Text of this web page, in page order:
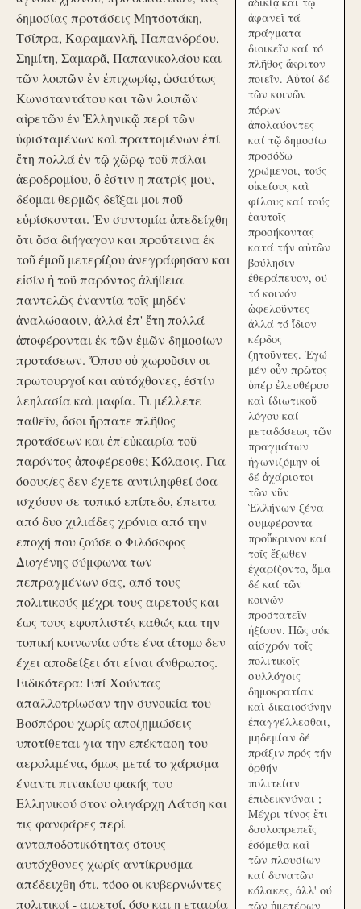
δημοσίας προτάσεις Μητσοτάκη,
Τσίπρα, Καραμανλῆ, Παπανδρέου,
Σημίτη, Σαμαρᾶ, Παπανικολάου και
τῶν λοιπῶν ἐν ἐπιχωρίῳ, ὡσαύτως
Κωνσταντάτου και τῶν λοιπῶν
αἱρετῶν ἐν Ἑλληνικῷ περί τῶν
ὑφισταμένων καὶ πραττομένων ἐπί
ἔτη πολλά ἐν τῷ χῶρῳ τοῦ πάλαι
ἀεροδρομίου, ὅ ἐστιν η πατρίς μου,
δέομαι θερμῶς δεῖξαι μοι ποῦ
εὑρίσκονται. Ἐν συντομία ἀπεδείχθη
ὅτι ὅσα διήγαγον και προὔτεινα ἐκ
τοῦ ἐμοῦ μετερίζου ἀνεγράφησαν και
εἰσίν ἡ τοῦ παρόντος ἀλήθεια
παντελῶς ἐναντία τοῖς μηδέν
ἀναλώσασιν, ἀλλά ἐπ' ἔτη πολλά
ἀποφέρονται ἐκ τῶν ἐμῶν δημοσίων
προτάσεων. Ὅπου οὐ χωροῦσιν οι
πρωτουργοί και αὐτόχθονες, ἐστίν
λεηλασία καὶ μαφία. Τι μέλλετε
παθεῖν, ὅσοι ἥρπατε πλῆθος
προτάσεων και ἐπ'εὐκαιρία τοῦ
παρόντος ἀποφέρεσθε; Κόλασις. Για
όσους/ες δεν έχετε αντιληφθεί όσα
ισχύουν σε τοπικό επίπεδο, έπειτα
από δυο χιλιάδες χρόνια από την
εποχή που ζούσε ο Φιλόσοφος
Διογένης σύμφωνα των
πεπραγμένων σας, από τους
πολιτικούς μέχρι τους αιρετούς και
έως τους εφοπλιστές καθώς και την
τοπική κοινωνία ούτε ένα άτομο δεν
έχει αποδείξει ότι είναι άνθρωπος.
Ειδικότερα: Επί Χούντας
απαλλοτρίωσαν την συνοικία του
Βοσπόρου χωρίς αποζημιώσεις
υποτίθεται για την επέκταση του
αερολιμένα, όμως μετά το χάρισμα
έναντι πινακίου φακής του
Ελληνικού στον ολιγάρχη Λάτση και
τις φανφάρες περί
ανταποδοτικότητας στους
αυτόχθονες χωρίς αντίκρυσμα
απέδειχθη ότι, τόσο οι κυβερνώντες -
πολιτικοί - αιρετοί, όσο και η εταιρία
ἀφανεῖ τά
πράγματα
διοικεῖν καί τό
πλῆθος ἄκριτον
ποιεῖν. Αὐτοί δέ
τῶν κοινῶν
πόρων
ἀπολαύοντες
καί τῷ δημοσίω
προσόδω
χρώμενοι, τούς
οἰκείους καὶ
φίλους καί τούς
ἑαυτοῖς
προσήκοντας
κατά τήν αὑτῶν
βούλησιν
ἐθεράπευον, ού
τό κοινόν
ὠφελοῦντες
ἀλλά τό ἴδιον
κέρδος
ζητοῦντες. Ἐγώ
μέν οὖν πρῶτος
ὑπέρ ἐλευθέρου
καὶ ίδιωτικοῦ
λόγου καί
μεταδόσεως τῶν
πραγμάτων
ἠγωνιζόμην οἱ
δέ ἀχάριστοι
τῶν νῦν
Ἑλλήνων ξένα
συμφέροντα
προὔκρινον καί
τοῖς ἔξωθεν
ἐχαρίζοντο, ἅμα
δέ καί τῶν
κοινῶν
προστατεῖν
ἠξίουν. Πῶς ούκ
αἰσχρόν τοῖς
πολιτικοῖς
συλλόγοις
δημοκρατίαν
καὶ δικαιοσύνην
ἐπαγγέλλεσθαι,
μηδεμίαν δέ
πράξιν πρός τήν
ὀρθήν
πολιτείαν
ἐπιδεικνύναι ;
Μέχρι τίνος ἔτι
δουλοπρεπεῖς
ἐσόμεθα καὶ
τῶν πλουσίων
καί δυνατῶν
κόλακες, ἀλλ' ού
τῶν ἡμετέρων